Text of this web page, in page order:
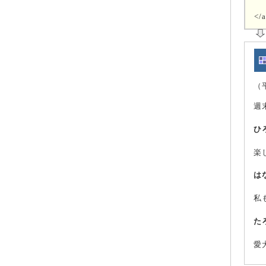
</
（
週
ひ
楽
は
私
た
愛